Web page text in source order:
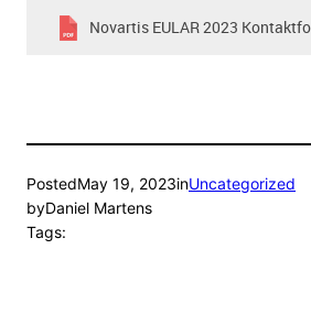
Novartis EULAR 2023
PostedMay 19, 2023inUncategorized
byDaniel Martens
Tags: